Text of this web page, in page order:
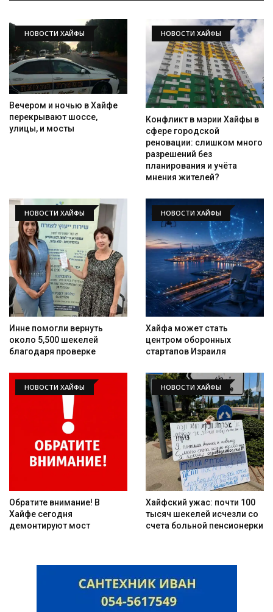
НОВОСТИ ХАЙФЫ
Вечером и ночью в Хайфе
перекрывают шоссе,
улицы, и мосты
НОВОСТИ ХАЙФЫ
Конфликт в мэрии Хайфы в
сфере городской
реновации: слишком много
разрешений без
планирования и учёта
мнения жителей?
НОВОСТИ ХАЙФЫ
Инне помогли вернуть
около 5,500 шекелей
благодаря проверке
НОВОСТИ ХАЙФЫ
Хайфа может стать
центром оборонных
стартапов Израиля
НОВОСТИ ХАЙФЫ
Обратите внимание! В
Хайфе сегодня
демонтируют мост
НОВОСТИ ХАЙФЫ
Хайфский ужас: почти 100
тысяч шекелей исчезли со
счета больной пенсионерки